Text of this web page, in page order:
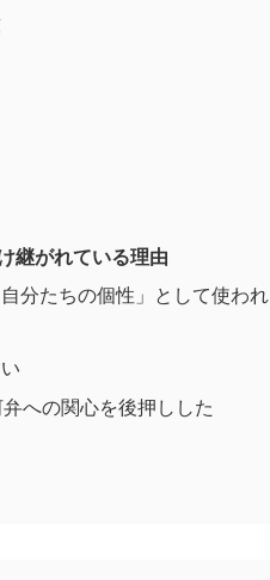
継がれている理由
分たちの個性」として使われ
への関心を後押しした